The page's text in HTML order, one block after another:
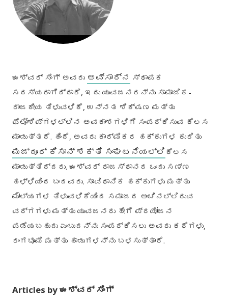
ಈಶ್ವರ್ ಸಿಂಗ್ ಅವರು ಅವ್ಸಾರ್‌ನ ಸ್ಥಾಪಕ
ಸದಸ್ಯರಾಗಿದ್ದಾರೆ, ಇದು ಯುವಜನರನ್ನು ಸಾಮಾಜಿಕ -
ರಾಜಕೀಯ ತಿಳುವಳಿಕೆ,ಉನ್ನತ ಶಿಕ್ಷಣ ಮತ್ತು
ಫೆಲೋಶಿಪ್‌ಗಳಲ್ಲಿನ ಅವಕಾಶಗಳಿಗೆ ಸಂಪರ್ಕಿಸುವ ಕೆಲಸ
ಮಾಡುತ್ತದೆ. ಹಿಂದೆ, ಅವರು ಕಾರ್ಮಿಕರ ಹಕ್ಕುಗಳ ಕುರಿತು
ಮಜ್ದೂರ್ ಕಿಸಾನ್ ಶಕ್ತಿ ಸಂಘಟನೆಯಲ್ಲಿ ಕೆಲಸ
ಮಾಡುತ್ತಿದ್ದರು.ಈಶ್ವರ್ ರಾಜಸ್ಥಾನದ ಒಂದು ಸಣ್ಣ
ಹಳ್ಳಿಯಿಂದ ಬಂದವರು. ಸಾಂವಿಧಾನಿಕ ಹಕ್ಕುಗಳು ಮತ್ತು
ಮೌಲ್ಯಗಳ ತಿಳುವಳಿಕೆಯಿಂದ ಸಮಾಜದ ಅಂಚಿನಲ್ಲಿರುವ
ವರ್ಗಗಳು ಮತ್ತು ಯುವಜನರು ಹೇಗೆ ಪ್ರಯೋಜನ
ಪಡೆಯಬಹುದು ಎಂಬುದನ್ನು ಸಂಪರ್ಕಿಸಲು ಅವರು ಕಥೆಗಳು,
ರಂಗಭೂಮಿ ಮತ್ತು ಹಾಡುಗಳನ್ನು ಬಳಸುತ್ತಾರೆ.
Articles by ಈಶ್ವರ್ ಸಿಂಗ್